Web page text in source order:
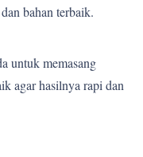
bahan terbaik.
untuk memasang
agar hasilnya rapi dan